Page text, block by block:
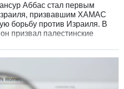
Аббас стал первым
призвавшим ХАМАС
борьбу против Израиля. В
призвал палестинские
создание палестинского